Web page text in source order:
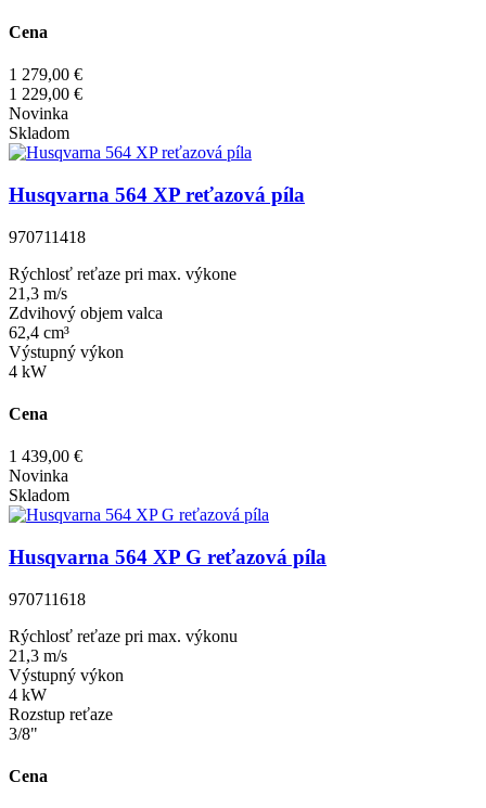
Cena
1 279,00 €
1 229,00 €
Novinka
Skladom
Husqvarna 564 XP reťazová píla
970711418
Rýchlosť reťaze pri max. výkone
21,3 m/s
Zdvihový objem valca
62,4 cm³
Výstupný výkon
4 kW
Cena
1 439,00 €
Novinka
Skladom
Husqvarna 564 XP G reťazová píla
970711618
Rýchlosť reťaze pri max. výkonu
21,3 m/s
Výstupný výkon
4 kW
Rozstup reťaze
3/8"
Cena